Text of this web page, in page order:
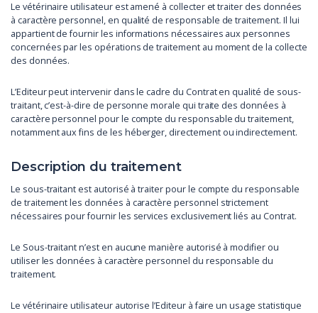
Le vétérinaire utilisateur est amené à collecter et traiter des données
à caractère personnel, en qualité de responsable de traitement. Il lui
appartient de fournir les informations nécessaires aux personnes
concernées par les opérations de traitement au moment de la collecte
des données.
L’Editeur peut intervenir dans le cadre du Contrat en qualité de sous-
traitant, c’est-à-dire de personne morale qui traite des données à
caractère personnel pour le compte du responsable du traitement,
notamment aux fins de les héberger, directement ou indirectement.
Description du traitement
Le sous-traitant est autorisé à traiter pour le compte du responsable
de traitement les données à caractère personnel strictement
nécessaires pour fournir les services exclusivement liés au Contrat.
Le Sous-traitant n’est en aucune manière autorisé à modifier ou
utiliser les données à caractère personnel du responsable du
traitement.
Le vétérinaire utilisateur autorise l’Editeur à faire un usage statistique